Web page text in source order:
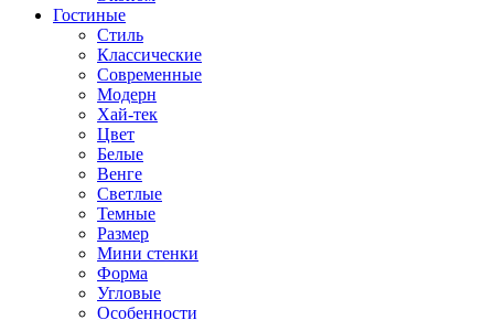
Гостиные
Стиль
Классические
Современные
Модерн
Хай-тек
Цвет
Белые
Венге
Светлые
Темные
Размер
Мини стенки
Форма
Угловые
Особенности